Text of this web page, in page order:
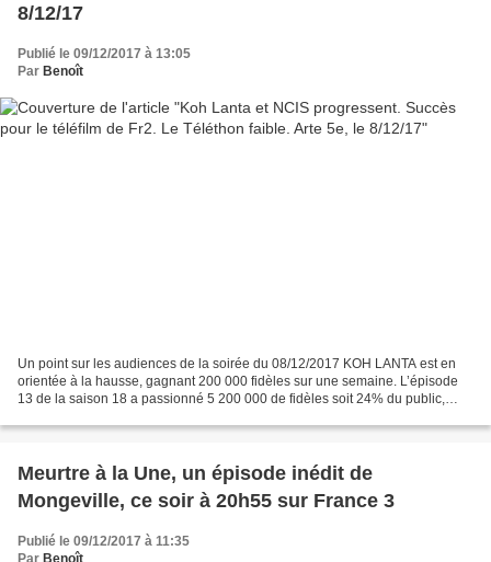
8/12/17
Publié le 09/12/2017 à 13:05
Par Benoît
Un point sur les audiences de la soirée du 08/12/2017 KOH LANTA est en
orientée à la hausse, gagnant 200 000 fidèles sur une semaine. L’épisode
13 de la saison 18 a passionné 5 200 000 de fidèles soit 24% du public,
Meurtre à la Une, un épisode inédit de
Mongeville, ce soir à 20h55 sur France 3
Publié le 09/12/2017 à 11:35